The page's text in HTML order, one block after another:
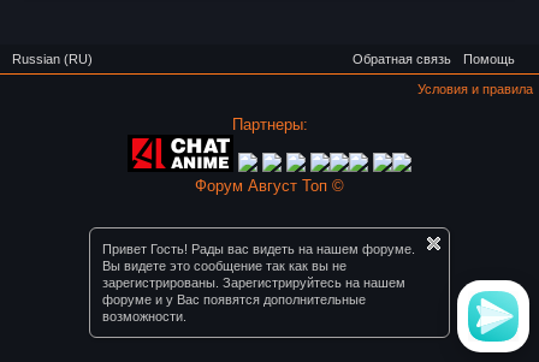
Привет Гость! Рады вас видеть на нашем форуме.
Вы видете это сообщение так как вы не
зарегистрированы. Зарегистрируйтесь на нашем
форуме и у Вас появятся дополнительные
возможности.
Russian (RU) Обратная связь Помощь
Условия и правила
Партнеры:
Форум Август Топ ©